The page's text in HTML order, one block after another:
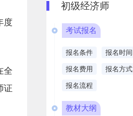
度
全
证
初级经济师
考试报名
报名条件 报名时间
报名费用 报名方式
报名流程
教材大纲